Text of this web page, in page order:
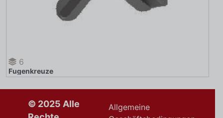
6
Fugenkreuze
© 2025 Alle
Allgemeine